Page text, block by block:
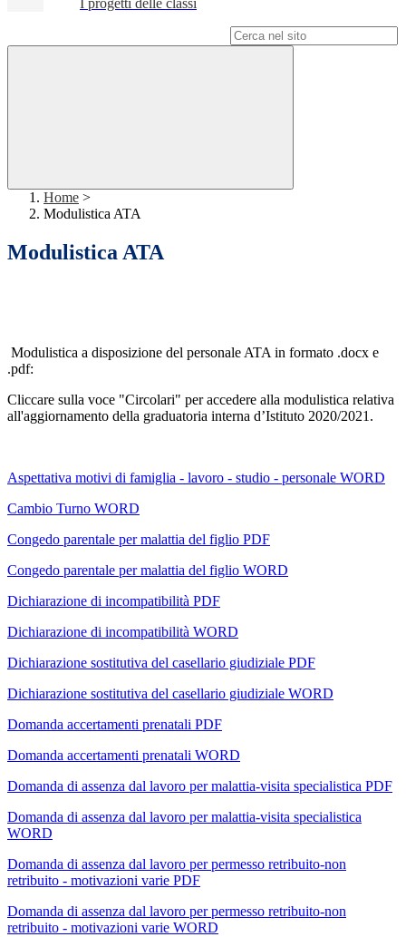
I progetti delle classi
Home >
Modulistica ATA
Modulistica ATA
Modulistica a disposizione del personale ATA in formato .docx e
.pdf:
Cliccare sulla voce "Circolari" per accedere alla modulistica relativa
all'aggiornamento della graduatoria interna d’Istituto 2020/2021.
Aspettativa motivi di famiglia - lavoro - studio - personale WORD
Cambio Turno WORD
Congedo parentale per malattia del figlio PDF
Congedo parentale per malattia del figlio WORD
Dichiarazione di incompatibilità PDF
Dichiarazione di incompatibilità WORD
Dichiarazione sostitutiva del casellario giudiziale PDF
Dichiarazione sostitutiva del casellario giudiziale WORD
Domanda accertamenti prenatali PDF
Domanda accertamenti prenatali WORD
Domanda di assenza dal lavoro per malattia-visita specialistica PDF
Domanda di assenza dal lavoro per malattia-visita specialistica
WORD
Domanda di assenza dal lavoro per permesso retribuito-non
retribuito - motivazioni varie PDF
Domanda di assenza dal lavoro per permesso retribuito-non
retribuito - motivazioni varie WORD